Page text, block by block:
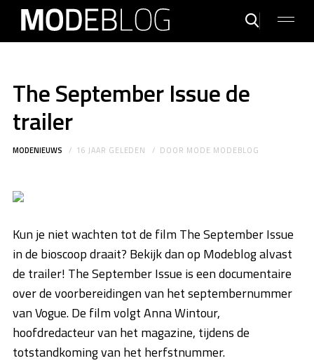
The September Issue de
trailer
MODENIEUWS 16 JAAR GELEDEN DOOR MODE MODEBLOG
Kun je niet wachten tot de film The September Issue
in de bioscoop draait? Bekijk dan op Modeblog alvast
de trailer! The September Issue is een documentaire
over de voorbereidingen van het septembernummer
van Vogue. De film volgt Anna Wintour,
hoofdredacteur van het magazine, tijdens de
totstandkoming van het herfstnummer.